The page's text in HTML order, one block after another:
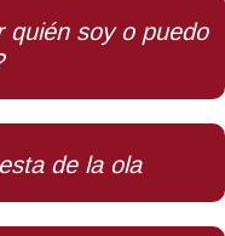
quién soy o puedo
de la ola